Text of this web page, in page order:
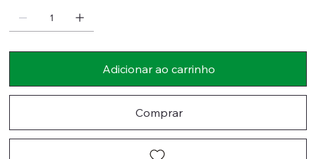
Adicionar ao carrinho
Comprar